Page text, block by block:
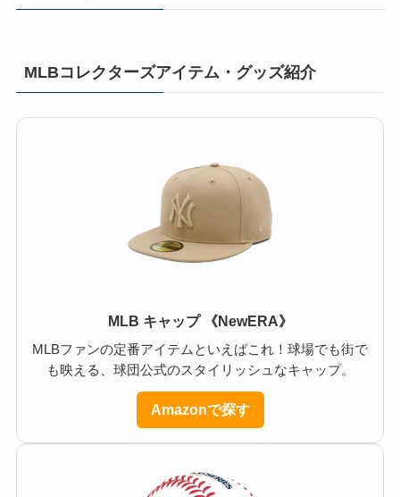
MLBコレクターズアイテム・グッズ紹介
MLB キャップ 《NewERA》
MLBファンの定番アイテムといえばこれ！球場でも街で
も映える、球団公式のスタイリッシュなキャップ。
Amazonで探す